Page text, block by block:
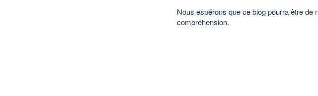
Nous espérons que ce blog pourra être
compréhension.